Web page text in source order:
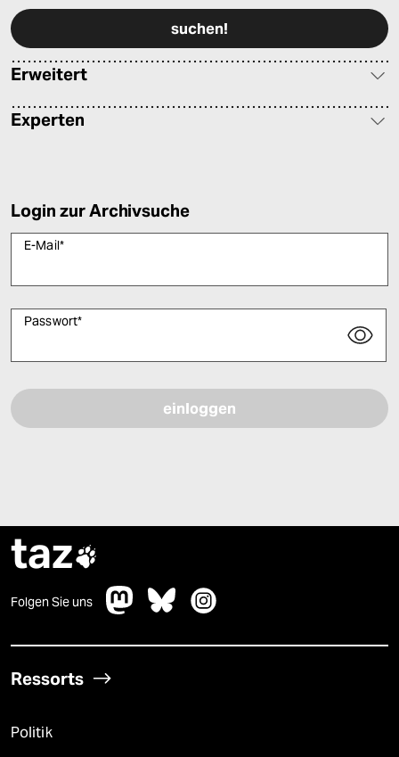
Erweitert
Experten
Login zur Archivsuche
E-Mail*
Passwort*
taz
Folgen Sie uns
Ressorts
Politik